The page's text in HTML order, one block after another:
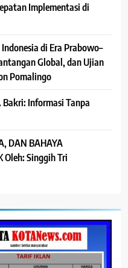
Implementasi di
Indonesia di Era Prabowo–
Global, dan Ujian
Pomalingo
Informasi Tanpa
DAN BAHAYA
Oleh: Singgih Tri